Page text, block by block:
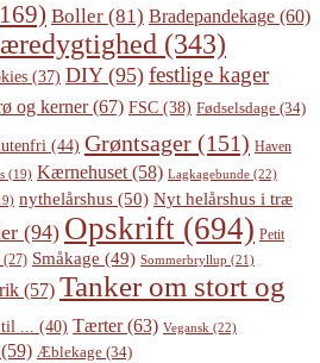
Boller (81) Bradepandekage (60)
(343)
(37) DIY(95) festlige kager
og kerner(67) FSC (38) Fødselsdage (34)
(44) Grøntsager (151) Haven
(19) Kærnehuset (58) Lagkagebunde (22)
nythelårshus (50) Nyt helårshus i træ
(94) Opskrift (694) Petit
(27) Småkage (49) Sommerbryllup (21)
(57) Tanker om stort og
til ... (40) Tærter(63) Vegansk (22)
(59) Æblekage (34)